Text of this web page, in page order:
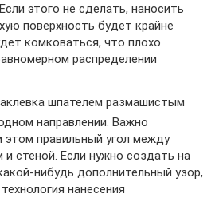
этого не сделать, наносить
поверхность будет крайне
комковаться, что плохо
распределении
шпателем размашистым
направлении. Важно
этом правильный угол между
и стеной. Если нужно создать на
нибудь дополнительный узор,
нанесения